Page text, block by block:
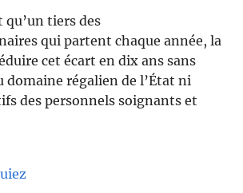
qu’un tiers des
qui partent chaque année, la
cet écart en dix ans sans
régalien de l’État ni
des personnels soignants et